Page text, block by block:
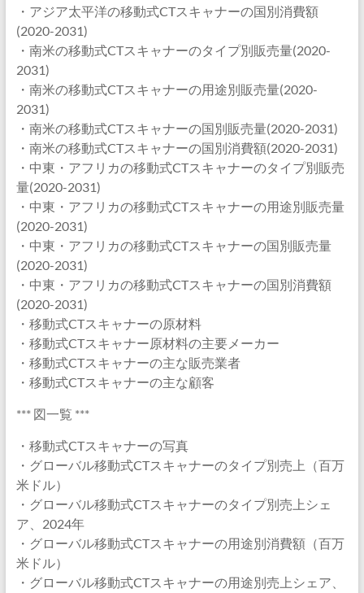
・アジア太平洋の移動式CTスキャナーの国別消費額
(2020-2031)
・南米の移動式CTスキャナーのタイプ別販売量(2020-
2031)
・南米の移動式CTスキャナーの用途別販売量(2020-
2031)
・南米の移動式CTスキャナーの国別販売量(2020-2031)
・南米の移動式CTスキャナーの国別消費額(2020-2031)
・中東・アフリカの移動式CTスキャナーのタイプ別販売
量(2020-2031)
・中東・アフリカの移動式CTスキャナーの用途別販売量
(2020-2031)
・中東・アフリカの移動式CTスキャナーの国別販売量
(2020-2031)
・中東・アフリカの移動式CTスキャナーの国別消費額
(2020-2031)
・移動式CTスキャナーの原材料
・移動式CTスキャナー原材料の主要メーカー
・移動式CTスキャナーの主な販売業者
・移動式CTスキャナーの主な顧客
*** 図一覧 ***
・移動式CTスキャナーの写真
・グローバル移動式CTスキャナーのタイプ別売上（百万
米ドル）
・グローバル移動式CTスキャナーのタイプ別売上シェ
ア、2024年
・グローバル移動式CTスキャナーの用途別消費額（百万
米ドル）
・グローバル移動式CTスキャナーの用途別売上シェア、